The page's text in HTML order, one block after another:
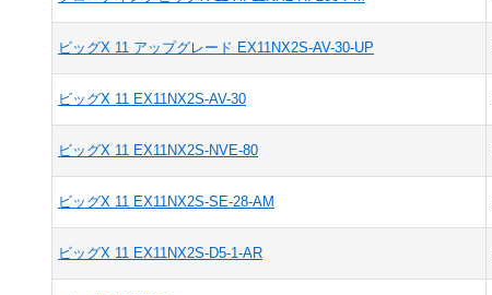
ビッグX 11 アップグレード EX11NX2S-AV-30-UP
ビッグX 11 EX11NX2S-AV-30
ビッグX 11 EX11NX2S-NVE-80
ビッグX 11 EX11NX2S-SE-28-AM
ビッグX 11 EX11NX2S-D5-1-AR